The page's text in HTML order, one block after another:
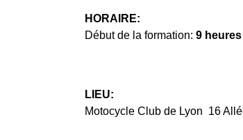
HORAIRE:
Début de la formation: 9 heures
LIEU:
Motocycle Club de Lyon 16